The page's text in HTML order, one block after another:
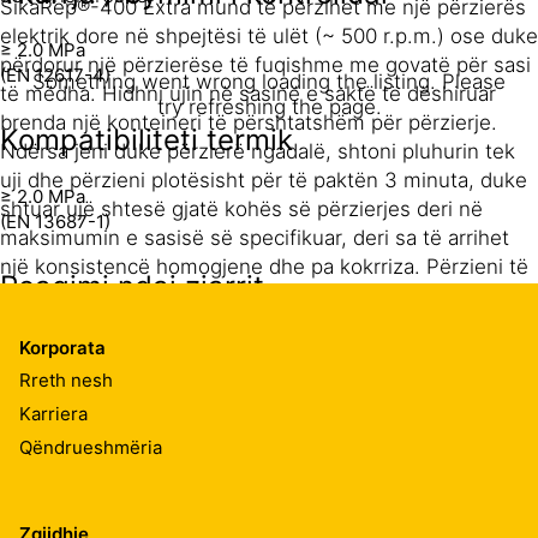
≥ 2.0 MPa
(EN 12617-4)
Kompatibiliteti termik
≥ 2.0 MPa
(EN 13687-1)
Reagimi ndaj zjarrit
Euroclass A1
Absorbueshmëria kapilare
2
SikaRep®-400 Extra mund të përzihet me një përzierës
elektrik dore në shpejtësi të ulët (~ 500 r.p.m.) ose duke
përdorur një përzierëse të fuqishme me govatë për sasi
të mëdha. Hidhni ujin në sasinë e saktë të dëshiruar
brenda një konteineri të përshtatshëm për përzierje.
Ndërsa jeni duke përzierë ngadalë, shtoni pluhurin tek
uji dhe përzieni plotësisht për të paktën 3 minuta, duke
shtuar ujë shtesë gjatë kohës së përzierjes deri në
maksimumin e sasisë së specifikuar, deri sa të arrihet
një konsistencë homogjene dhe pa kokrriza. Përzieni të
25 kg e pluhurit SikaRep®-400 Extra përzihet me 4.0 -
4.5 lt uji në varësi të konsistencës së dëshiruar
Aplikimi i SikaRep®-400 Extra mund të bëhet me mallë
Something went wrong loading the listing. Please
try refreshing the page.
Korporata
Rreth nesh
Karriera
Qëndrueshmëria